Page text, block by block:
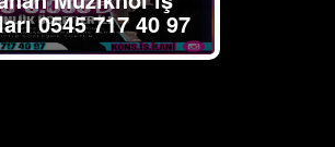
0545 717 40 97